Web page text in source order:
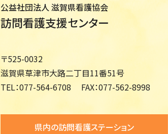
公益社団法人 滋賀県看護協会
訪問看護支援センター
〒525-0032
滋賀県草津市大路二丁目11番51号
TEL：077-564-6708 FAX：077-562-8998
県内の訪問看護ステーション